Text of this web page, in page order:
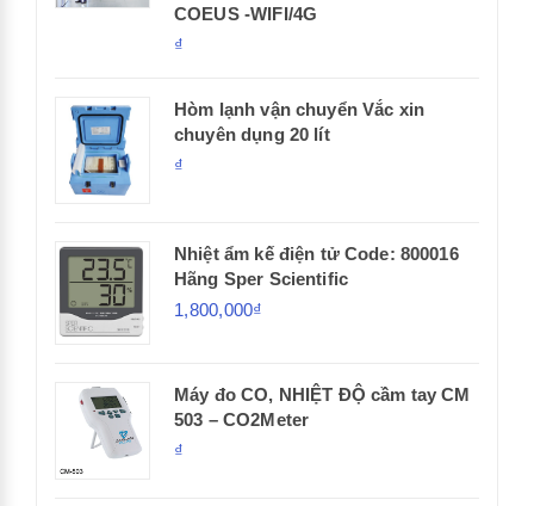
COEUS -WIFI/4G
₫
Hòm lạnh vận chuyển Vắc xin
chuyên dụng 20 lít
₫
Nhiệt ẩm kế điện tử Code: 800016
Hãng Sper Scientific
1,800,000₫
Máy đo CO, NHIỆT ĐỘ cầm tay CM
503 – CO2Meter
₫